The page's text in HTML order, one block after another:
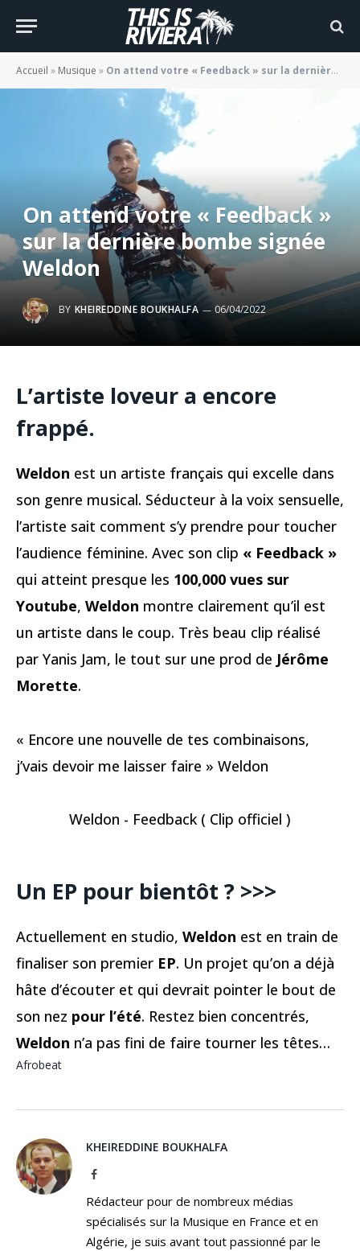
Accueil » Musique » On attend votre « Feedback » sur la dernière bombe signée Weldon
On attend votre « Feedback »
sur la dernière bombe signée
Weldon
BY KHEIREDDINE BOUKHALFA 06/04/2022
L’artiste loveur a encore
frappé.
Weldon est un artiste français qui excelle dans
son genre musical. Séducteur à la voix sensuelle,
l’artiste sait comment s’y prendre pour toucher
l’audience féminine. Avec son clip « Feedback »
qui atteint presque les 100,000 vues sur
Youtube, Weldon montre clairement qu’il est
un artiste dans le coup. Très beau clip réalisé
par Yanis Jam, le tout sur une prod de Jérôme
Morette.
« Encore une nouvelle de tes combinaisons,
j’vais devoir me laisser faire » Weldon
Weldon - Feedback ( Clip officiel )
Un EP pour bientôt ? >>>
Actuellement en studio, Weldon est en train de
finaliser son premier EP. Un projet qu’on a déjà
hâte d’écouter et qui devrait pointer le bout de
son nez pour l’été. Restez bien concentrés,
Weldon n’a pas fini de faire tourner les têtes…
Afrobeat
KHEIREDDINE BOUKHALFA
Facebook
Rédacteur pour de nombreux médias
spécialisés sur la Musique en France et en
Algérie, je suis avant tout passionné par le